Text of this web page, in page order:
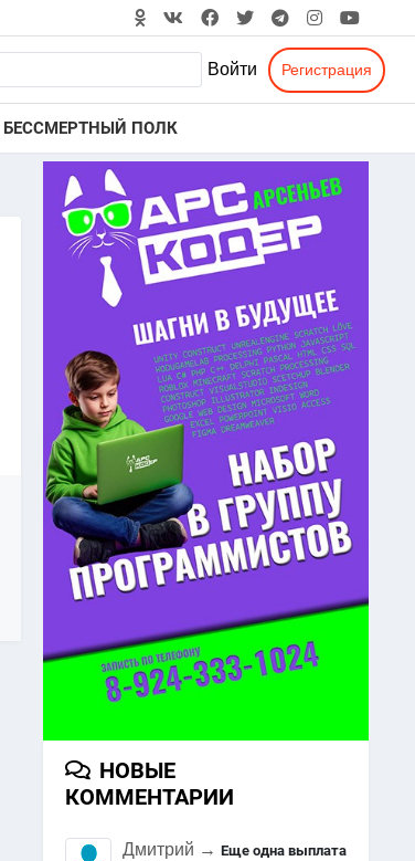
Войти Регистрация
БЕССМЕРТНЫЙ ПОЛК
НОВЫЕ
КОММЕНТАРИИ
Дмитрий →Еще одна выплата